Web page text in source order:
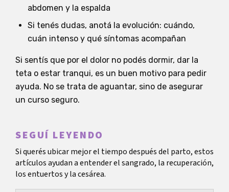
abdomen y la espalda
Si tenés dudas, anotá la evolución: cuándo,
cuán intenso y qué síntomas acompañan
Si sentís que por el dolor no podés dormir, dar la
teta o estar tranqui, es un buen motivo para pedir
ayuda. No se trata de aguantar, sino de asegurar
un curso seguro.
SEGUÍ LEYENDO
Si querés ubicar mejor el tiempo después del parto, estos
artículos ayudan a entender el sangrado, la recuperación,
los entuertos y la cesárea.